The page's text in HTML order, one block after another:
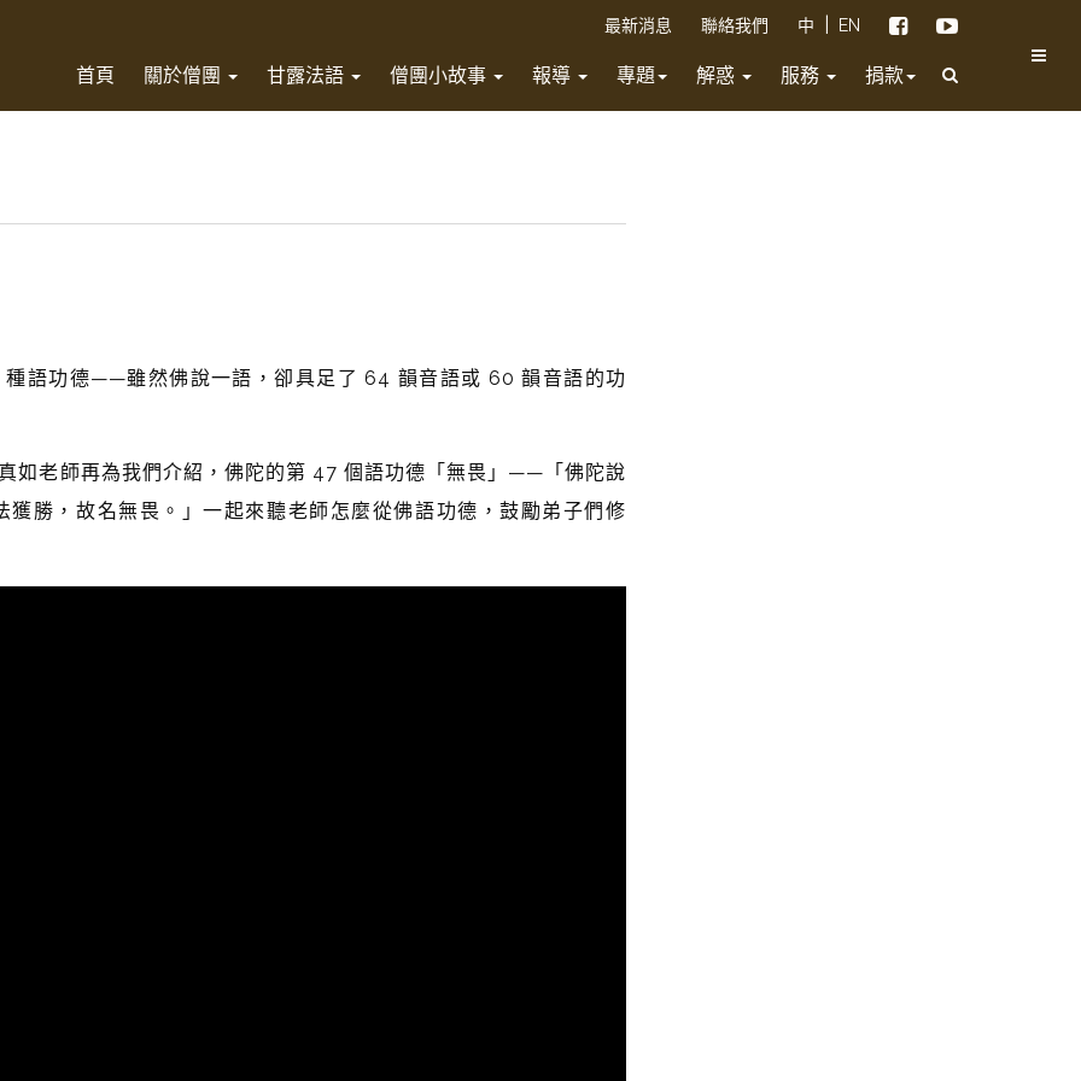
最新消息 聯絡我們 中 EN
首頁 關於僧團 甘露法語 僧團小故事 報導 專題 解惑 服務 捐款
語功德——雖然佛說一語，卻具足了 64 韻音語或 60 韻音語的功
如老師再為我們介紹，佛陀的第 47 個語功德「無畏」 —— 「佛陀說
勝，故名無畏。」一起來聽老師怎麼從佛語功德，鼓勵弟子們修